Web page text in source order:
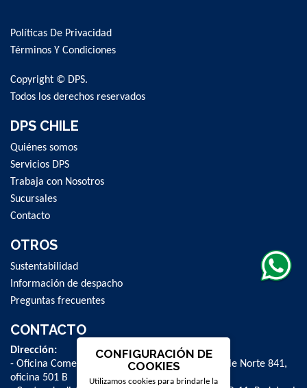
Our
Newsletter:
Políticas De Privacidad
Términos Y Condiciones
Copyright © DPS.
Todos los derechos reservados
DPS CHILE
Quiénes somos
Servicios DPS
Trabaja con Nosotros
Sucursales
Contacto
OTROS
Sustentabilidad
Información de despacho
Preguntas frecuentes
CONTACTO
Dirección:
- Oficina Comercial y administrativa: Avenida Valle Norte 841,
oficina 501 B
CONFIGURACIÓN DE
COOKIES
Utilizamos cookies para brindarle la